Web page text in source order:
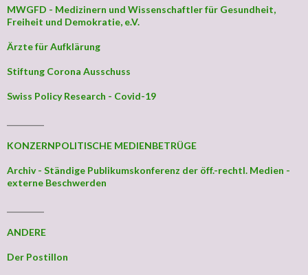
MWGFD - Medizinern und Wissenschaftler für Gesundheit,
Freiheit und Demokratie, e.V.
Ärzte für Aufklärung
Stiftung Corona Ausschuss
Swiss Policy Research - Covid-19
KONZERNPOLITISCHE MEDIENBETRÜGE
Archiv - Ständige Publikumskonferenz der öff.-rechtl. Medien -
externe Beschwerden
ANDERE
Der Postillon